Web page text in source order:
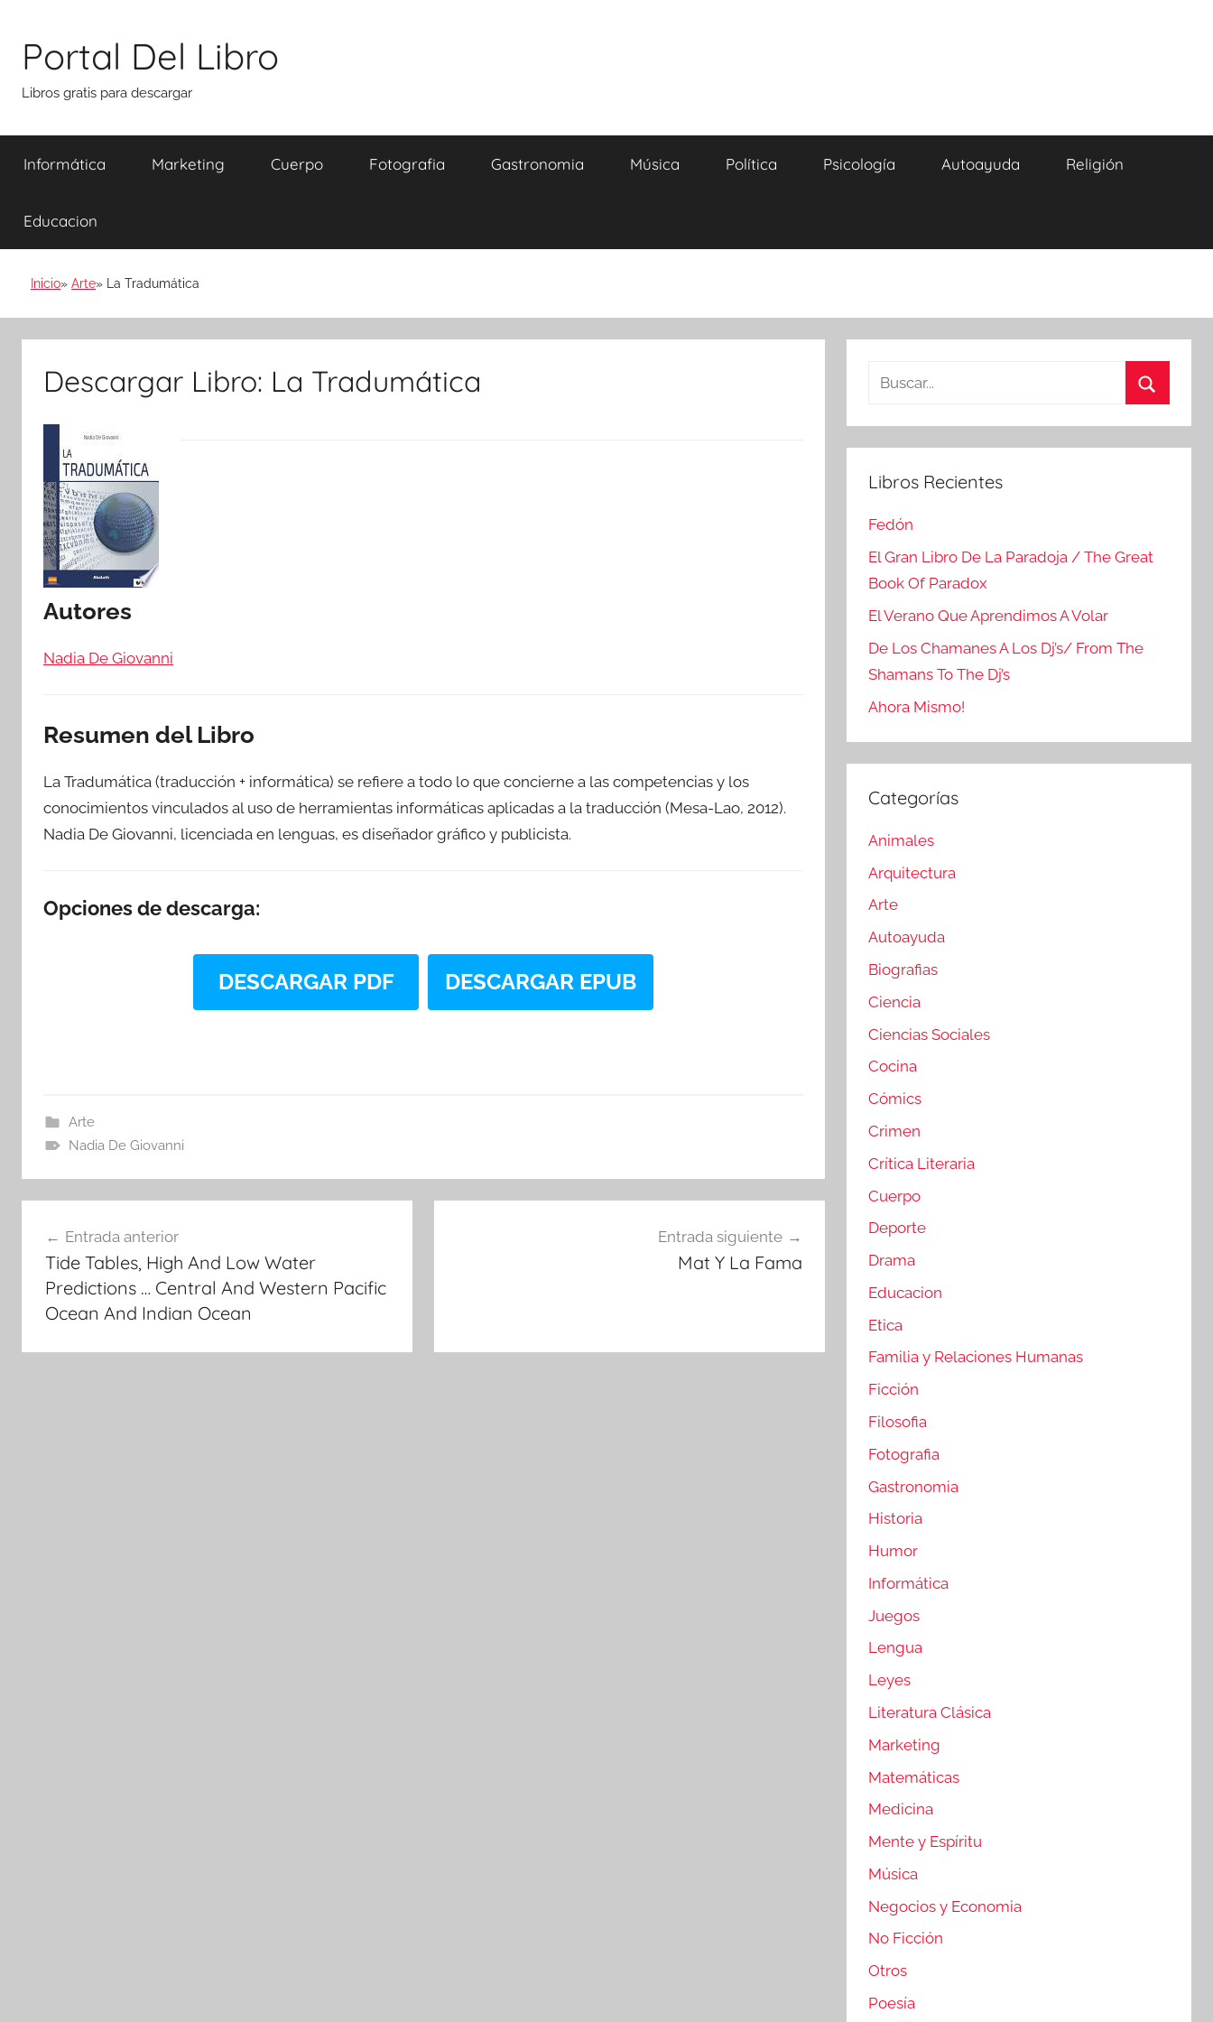
contenido
Portal Del Libro
Libros gratis para descargar
Informática Marketing Cuerpo Fotografia Gastronomia Música Política Psicología Autoayuda Religión
Educacion
Inicio Arte La Tradumática
Descargar Libro: La Tradumática
Autores
Nadia De Giovanni
Resumen del Libro
La Tradumática (traducción + informática) se refiere a todo lo que concierne a las competencias y los
conocimientos vinculados al uso de herramientas informáticas aplicadas a la traducción (Mesa-Lao, 2012).
Nadia De Giovanni, licenciada en lenguas, es diseñador gráfico y publicista.
Opciones de descarga:
DESCARGAR PDF DESCARGAR EPUB
Arte
Nadia De Giovanni
de
entradas
Entrada anterior
Tide Tables, High And Low Water
Predictions … Central And Western Pacific
Ocean And Indian Ocean
Entrada siguiente
Mat Y La Fama
Buscar:
Libros Recientes
Fedón
El Gran Libro De La Paradoja / The Great
Book Of Paradox
El Verano Que Aprendimos A Volar
De Los Chamanes A Los Dj’s/ From The
Shamans To The Dj’s
Ahora Mismo!
Categorías
Animales
Arquitectura
Arte
Autoayuda
Biografias
Ciencia
Ciencias Sociales
Cocina
Cómics
Crimen
Crítica Literaria
Cuerpo
Deporte
Drama
Educacion
Etica
Familia y Relaciones Humanas
Ficción
Filosofia
Fotografia
Gastronomia
Historia
Humor
Informática
Juegos
Lengua
Leyes
Literatura Clásica
Marketing
Matemáticas
Medicina
Mente y Espíritu
Música
Negocios y Economia
No Ficción
Otros
Poesía